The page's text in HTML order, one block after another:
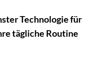
Technologie für
tägliche Routine